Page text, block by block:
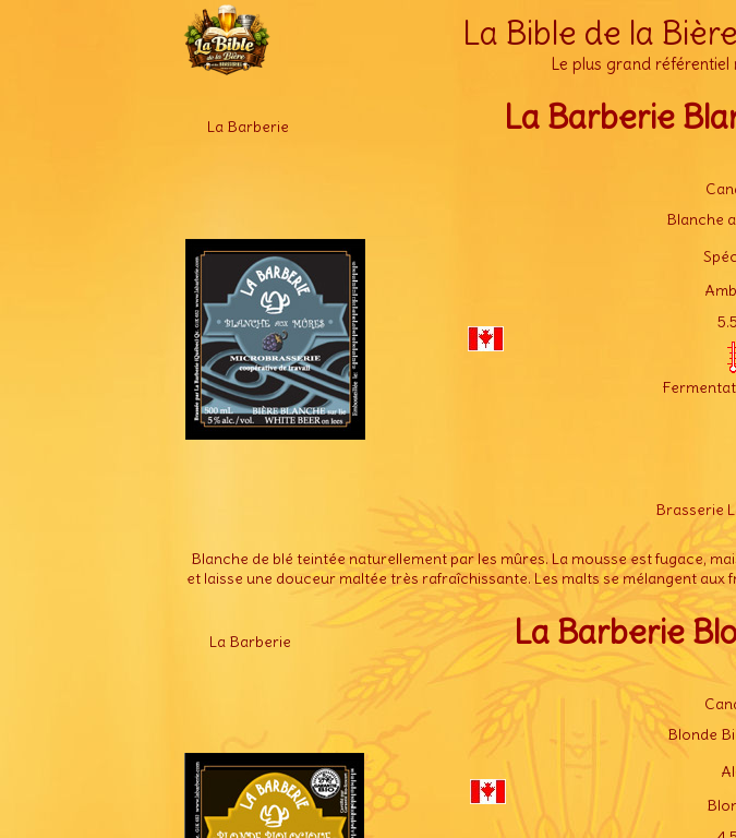
La Bible de la
Le plus grand
La Barberie La Barberie
Blanche
Brasserie
Blanche de blé teintée naturellement par les mûres. La mousse est fugace,
et laisse une douceur maltée très rafraîchissante. Les malts se mélangent
La Barberie La Barberie
Blonde